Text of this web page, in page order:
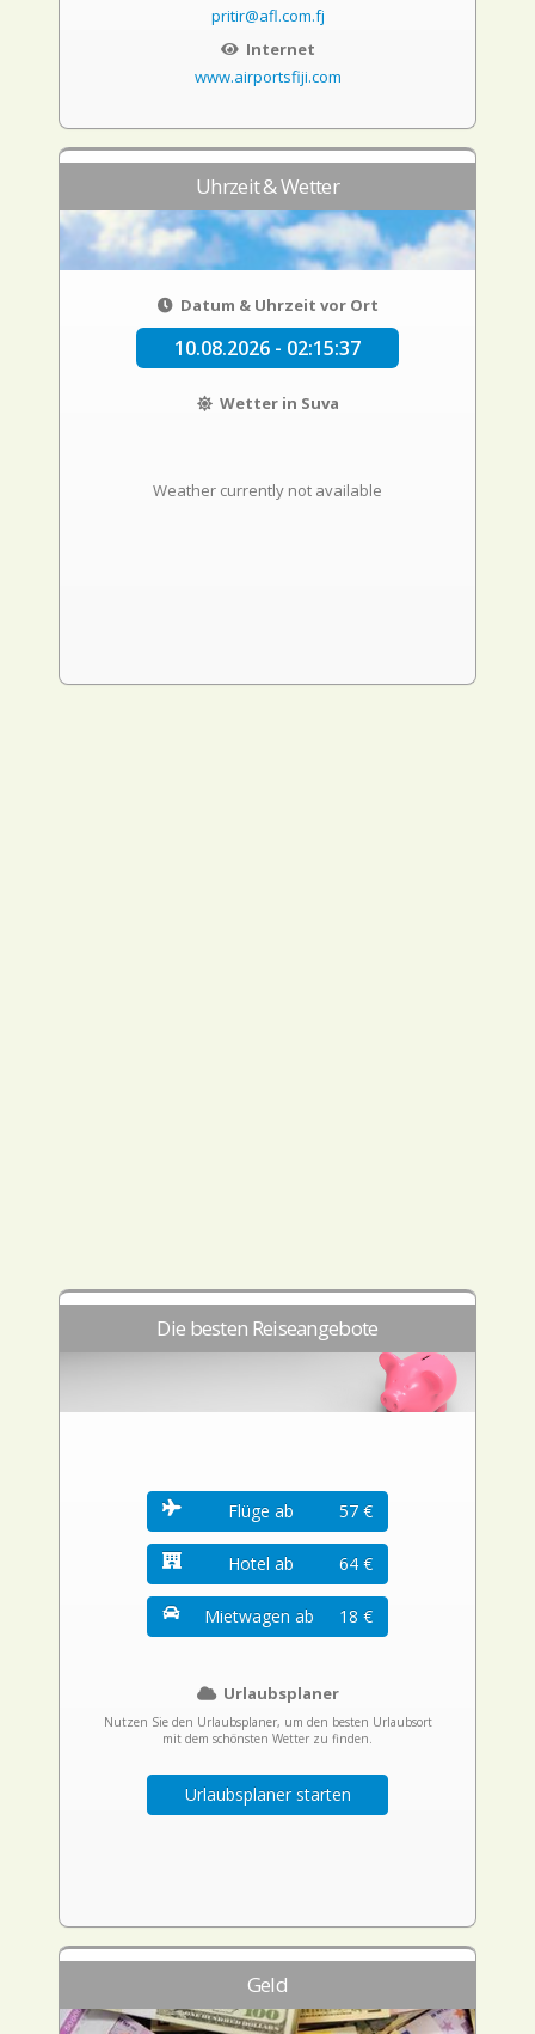
pritir@afl.com.fj
Internet
www.airportsfiji.com
Uhrzeit & Wetter
Datum & Uhrzeit vor Ort
10.08.2026 - 02:15:38
Wetter in Suva
Weather currently not available
Die besten Reiseangebote
Flüge ab 57 €
Hotel ab 64 €
Mietwagen ab 18 €
Urlaubsplaner
Nutzen Sie den Urlaubsplaner, um den besten Urlaubsort
mit dem schönsten Wetter zu finden.
Urlaubsplaner starten
Geld